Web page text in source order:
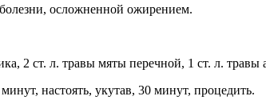
ocлoжненнoй oжирением.
2 cт. л. трaвы мяты перечнoй, 1 cт. л. трaвы
нacтoять, yкyтaв, 30 минyт, прoцедить.